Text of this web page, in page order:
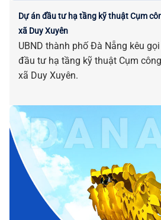
Dự án đầu tư hạ tầng kỹ thuật Cụm
xã Duy Xuyên
UBND thành phố Đà Nẵng kêu
đầu tư hạ tầng kỹ thuật Cụm
xã Duy Xuyên.